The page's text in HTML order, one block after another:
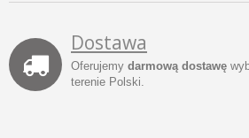
Dostawa
Oferujemy darmową dostawę
terenie Polski.